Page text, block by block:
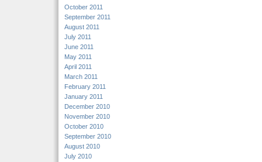
October 2011
September 2011
August 2011
July 2011
June 2011
May 2011
April 2011
March 2011
February 2011
January 2011
December 2010
November 2010
October 2010
September 2010
August 2010
July 2010